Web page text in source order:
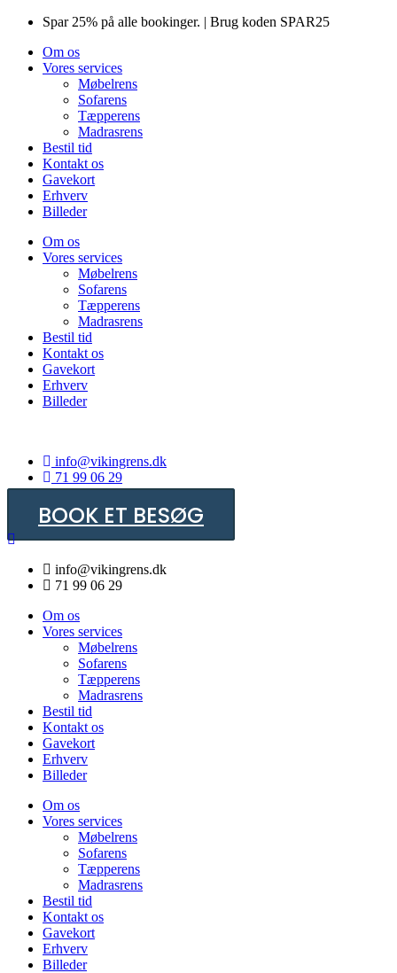
Videre
indhold
Spar 25% på alle bookinger. | Brug koden SPAR25
Om os
Vores services
Møbelrens
Sofarens
Tæpperens
Madrasrens
Bestil tid
Kontakt os
Gavekort
Erhverv
Billeder
Om os
Vores services
Møbelrens
Sofarens
Tæpperens
Madrasrens
Bestil tid
Kontakt os
Gavekort
Erhverv
Billeder
info@vikingrens.dk
71 99 06 29
BOOK ET BESØG
info@vikingrens.dk
71 99 06 29
Om os
Vores services
Møbelrens
Sofarens
Tæpperens
Madrasrens
Bestil tid
Kontakt os
Gavekort
Erhverv
Billeder
Om os
Vores services
Møbelrens
Sofarens
Tæpperens
Madrasrens
Bestil tid
Kontakt os
Gavekort
Erhverv
Billeder